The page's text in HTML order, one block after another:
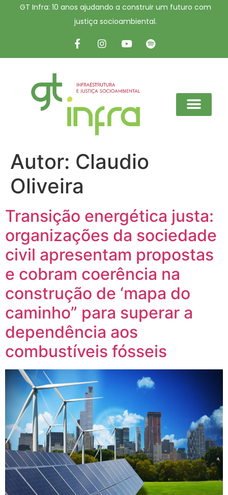
GT Infra: 10 anos ajudando a construir um futuro com
justiça socioambiental.
Autor: Claudio
Oliveira
Transição energética justa:
organizações da sociedade
civil apresentam propostas
e cobram coerência na
construção de ‘mapa do
caminho” para superar a
dependência aos
combustíveis fósseis